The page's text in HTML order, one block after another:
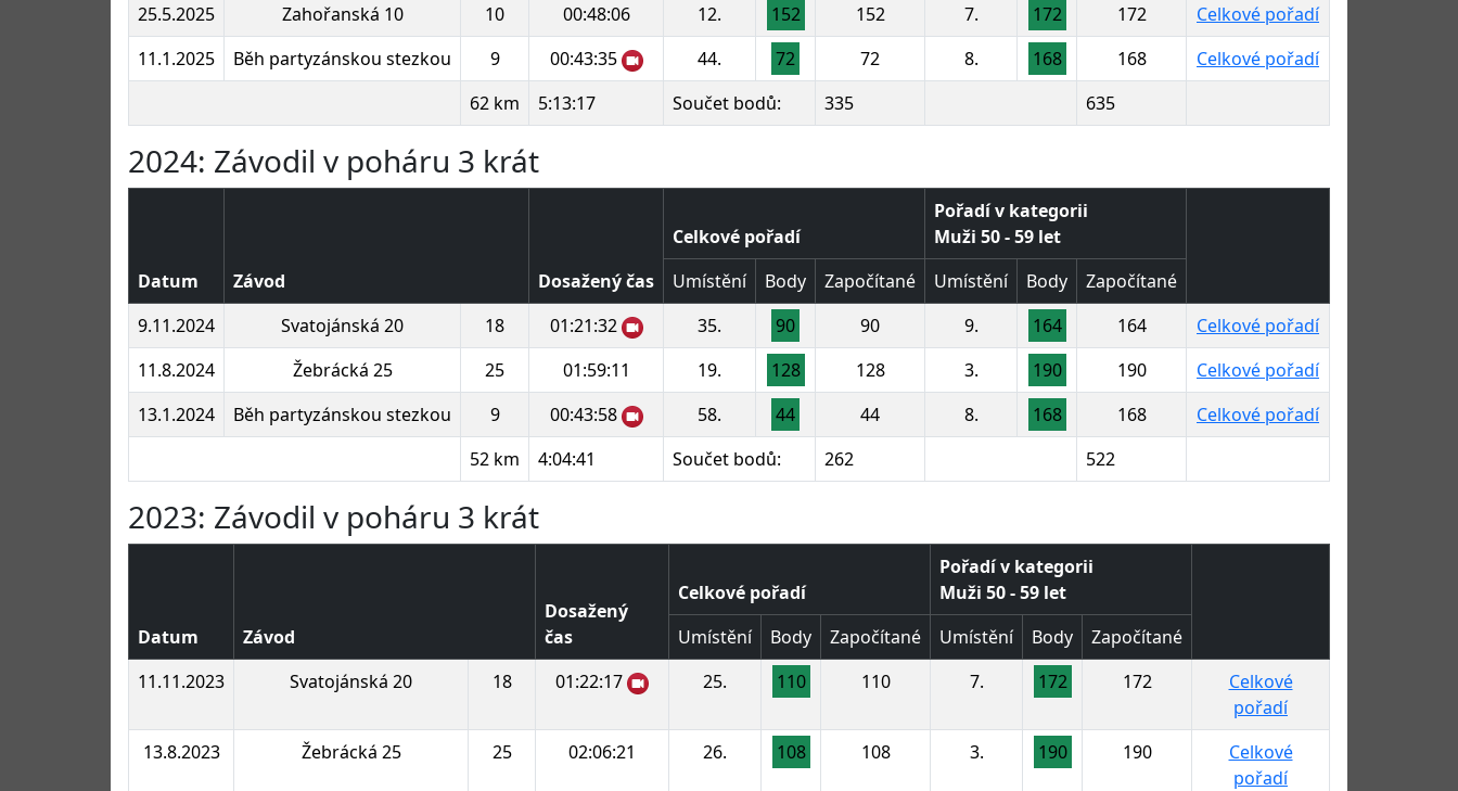
25.5.2025
Zahořanská 10 10 00:48:06 12. 152 152 7. 172 172
Celkové pořadí
11.1.2025
Běh partyzánskou stezkou 9 00:43:35 44. 72 72 8. 168 168
Celkové pořadí
62 km
5:13:17 Součet bodů: 335 635
2024: Závodil v poháru 3 krát
Datum Závod Dosažený čas
Celkové pořadí
Pořadí v kategorii
Muži 50 - 59 let
Umístění
Body Započítané Umístění Body
Započítané
9.11.2024
Svatojánská 20 18 01:21:32 35. 90 90 9. 164 164
Celkové pořadí
11.8.2024
Žebrácká 25 25 01:59:11 19. 128 128 3. 190 190
Celkové pořadí
13.1.2024
Běh partyzánskou stezkou 9 00:43:58 58. 44 44 8. 168 168
Celkové pořadí
52 km
4:04:41 Součet bodů: 262 522
2023: Závodil v poháru 3 krát
Datum Závod
Dosažený
čas
Celkové pořadí
Pořadí v kategorii
Muži 50 - 59 let
Umístění
Body Započítané Umístění Body
Započítané
11.11.2023
Svatojánská 20 18 01:22:17 25. 110 110 7. 172 172
Celkové
pořadí
13.8.2023
Žebrácká 25 25 02:06:21 26. 108 108 3. 190 190
Celkové
pořadí